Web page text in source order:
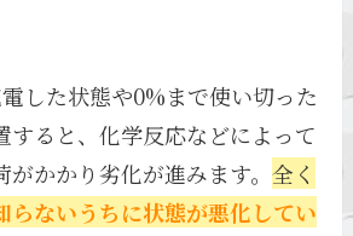
した状態や0%まで使い切った
すると、化学反応などによって
がかかり劣化が進みます。全く
らないうちに状態が悪化してい